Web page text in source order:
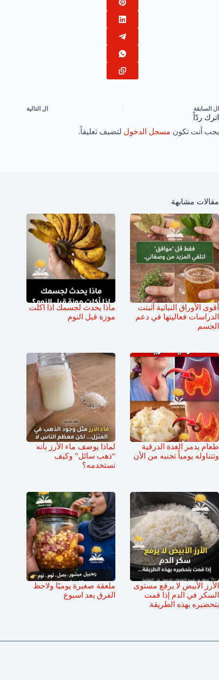
ال السابقة ال التالية
اترك ردّاً
يجب أنت تكون مسجل الدخول لتضيف تعليقاً.
مقالات مشابهة
أقوى الأوراق النباتية أثبتت
الدراسات فعاليتها في دعم
الجسم
ماذا يحدث لجسمك اذا اكلت
موزة قبل النوم
طعام يدمر الغدة الدرقية
وتتناوله يومياً تجنبه من الأن
لماذا يوصف ماء الأرز بأنه
“ذهب سائل” وكيف
تستخدمه؟
الأرز الأبيض لا يرفع مستوى
السكر في الدم إذا قمت
بتحضيره بهذه الطريقة
ملعقة صغيرة يوميًا ولاحظ
الفرق بعد اسبوع